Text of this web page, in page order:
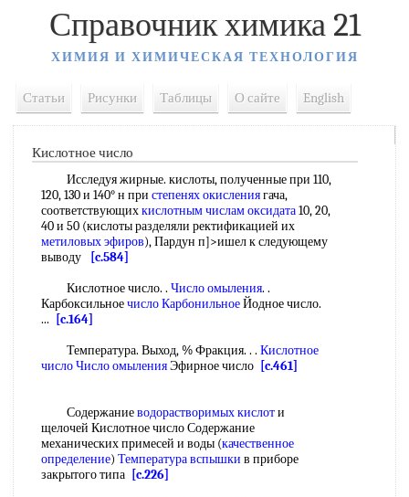
Справочник химика 21
ХИМИЯ И ХИМИЧЕСКАЯ ТЕХНОЛОГИЯ
Статьи Рисунки Таблицы О сайте English
Кислотное число
Исследуя жирные. кислоты, полученные при 110,
120, 130 и 140° н при степенях окислениягача,
соответствующихкислотным числам оксидата10, 20,
40 и 50 (кислоты разделяли ректификацией их
метиловых эфиров), Пардун п]>ишел к следующему
выводу
[c.584]
Кислотное число. . Число омыления. .
Карбоксильноечисло КарбонильноеЙодное число.
...
[c.164]
Температура. Выход, % Фракция. . . Кислотное
число Число омыленияЭфирное число [c.461]
Содержаниеводорастворимых кислоти
щелочей Кислотное число Содержание
механических примесей и воды (качественное
определение) Температура вспышки в приборе
закрытого типа [c.226]